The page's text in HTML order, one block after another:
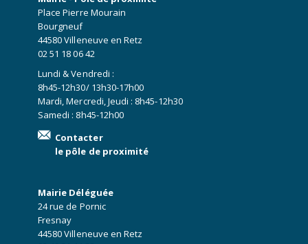
Place Pierre Mourain
Bourgneuf
44580 Villeneuve en Retz
02 51 18 06 42
Lundi & Vendredi :
8h45-12h30/ 13h30-17h00
Mardi, Mercredi, Jeudi : 8h45-12h30
Samedi : 8h45-12h00
Contacter
le pôle de proximité
Mairie Déléguée
24 rue de Pornic
Fresnay
44580 Villeneuve en Retz